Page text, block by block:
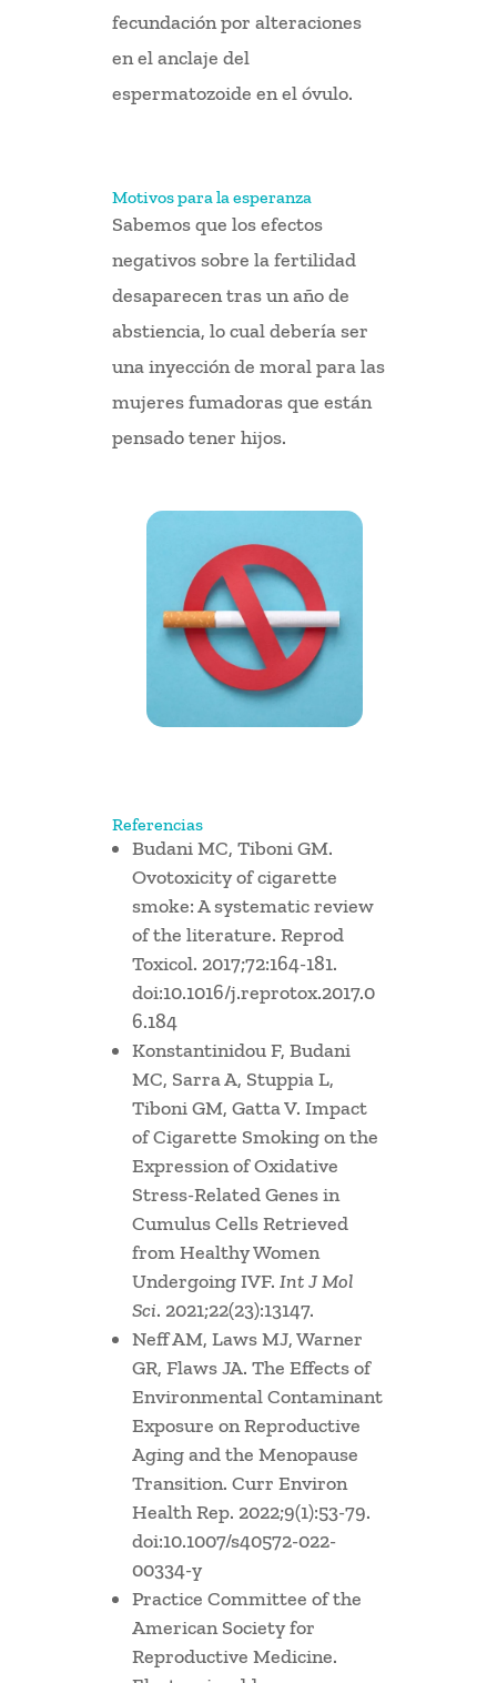
fecundación por alteraciones
en el anclaje del
espermatozoide en el óvulo.
Motivos para la esperanza
Sabemos que los efectos
negativos sobre la fertilidad
desaparecen tras un año de
abstiencia, lo cual debería ser
una inyección de moral para las
mujeres fumadoras que están
pensado tener hijos.
Referencias
Budani MC, Tiboni GM.
Ovotoxicity of cigarette
smoke: A systematic review
of the literature. Reprod
Toxicol. 2017;72:164-181.
doi:10.1016/j.reprotox.2017.0
6.184
Konstantinidou F, Budani
MC, Sarra A, Stuppia L,
Tiboni GM, Gatta V. Impact
of Cigarette Smoking on the
Expression of Oxidative
Stress-Related Genes in
Cumulus Cells Retrieved
from Healthy Women
Undergoing IVF. Int J Mol
Sci. 2021;22(23):13147.
Neff AM, Laws MJ, Warner
GR, Flaws JA. The Effects of
Environmental Contaminant
Exposure on Reproductive
Aging and the Menopause
Transition. Curr Environ
Health Rep. 2022;9(1):53-79.
doi:10.1007/s40572-022-
00334-y
Practice Committee of the
American Society for
Reproductive Medicine.